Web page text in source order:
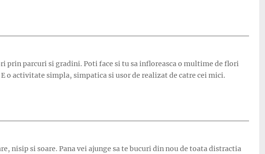
parcuri si gradini. Poti face si tu sa infloreasca o multime de flori
activitate simpla, simpatica si usor de realizat de catre cei mici.
nisip si soare. Pana vei ajunge sa te bucuri din nou de toata distractia